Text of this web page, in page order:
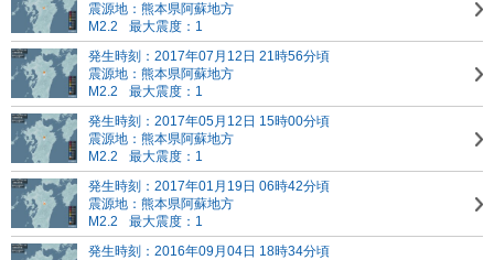
震源地：熊本県阿蘇地方
M2.2
最大震度：1
発生時刻：2017年07月12日 21時56分頃
震源地：熊本県阿蘇地方
M2.2
最大震度：1
発生時刻：2017年05月12日 15時00分頃
震源地：熊本県阿蘇地方
M2.2
最大震度：1
発生時刻：2017年01月19日 06時42分頃
震源地：熊本県阿蘇地方
M2.2
最大震度：1
発生時刻：2016年09月04日 18時34分頃